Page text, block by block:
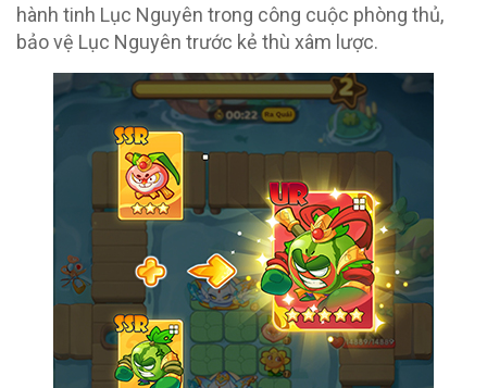
hành tinh Lục Nguyên trong công cuộc phòng thủ,
bảo vệ Lục Nguyên trước kẻ thù xâm lược.